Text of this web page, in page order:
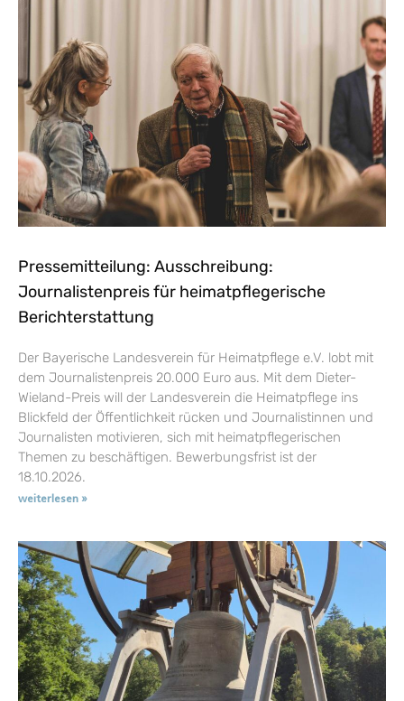
Pressemitteilung: Ausschreibung:
Journalistenpreis für heimatpflegerische
Berichterstattung
Der Bayerische Landesverein für Heimatpflege e.V. lobt mit
dem Journalistenpreis 20.000 Euro aus. Mit dem Dieter-
Wieland-Preis will der Landesverein die Heimatpflege ins
Blickfeld der Öffentlichkeit rücken und Journalistinnen und
Journalisten motivieren, sich mit heimatpflegerischen
Themen zu beschäftigen. Bewerbungsfrist ist der
18.10.2026.
weiterlesen »